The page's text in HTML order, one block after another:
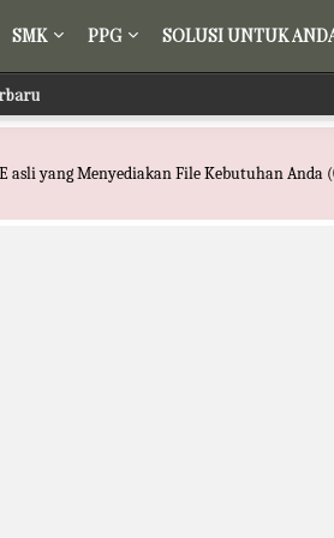
SMK PPG SOLUSI UNTUK
Terbaru
asli yang Menyediakan File Kebutuhan Anda